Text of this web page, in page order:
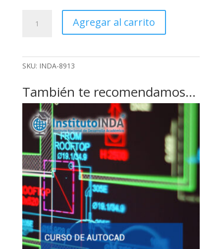
Agregar al carrito
SKU: INDA-8913
También te recomendamos…